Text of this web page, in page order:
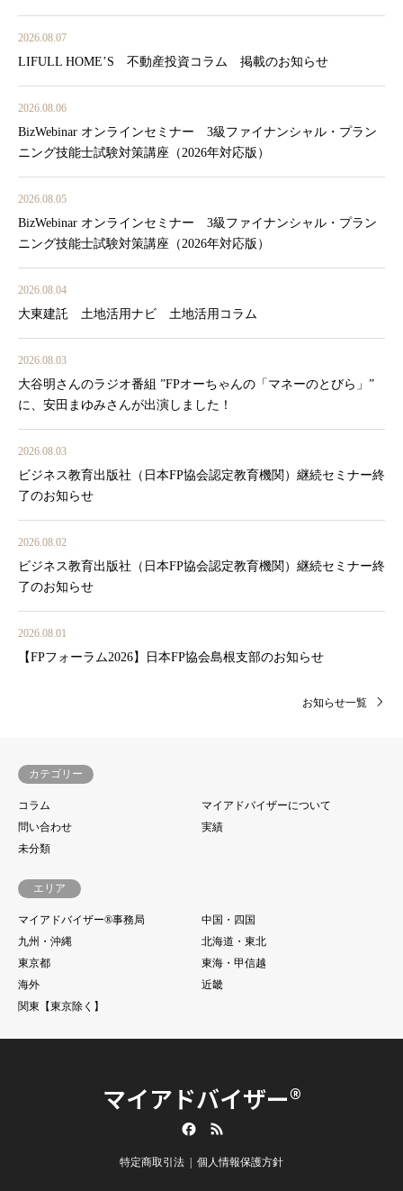
2026.08.07
LIFULL HOME’S 不動産投資コラム 掲載のお知らせ
2026.08.06
BizWebinar オンラインセミナー 3級ファイナンシャル・プラン
ニング技能士試験対策講座（2026年対応版）
2026.08.05
BizWebinar オンラインセミナー 3級ファイナンシャル・プラン
ニング技能士試験対策講座（2026年対応版）
2026.08.04
大東建託 土地活用ナビ 土地活用コラム
2026.08.03
大谷明さんのラジオ番組 ”FPオーちゃんの「マネーのとびら」”
に、安田まゆみさんが出演しました！
2026.08.03
ビジネス教育出版社（日本FP協会認定教育機関）継続セミナー終
了のお知らせ
2026.08.02
ビジネス教育出版社（日本FP協会認定教育機関）継続セミナー終
了のお知らせ
2026.08.01
【FPフォーラム2026】日本FP協会島根支部のお知らせ
お知らせ一覧
カテゴリー
コラム
マイアドバイザーについて
問い合わせ
実績
未分類
エリア
マイアドバイザー®事務局
中国・四国
九州・沖縄
北海道・東北
東京都
東海・甲信越
海外
近畿
関東【東京除く】
マイアドバイザー®
特定商取引法 個人情報保護方針